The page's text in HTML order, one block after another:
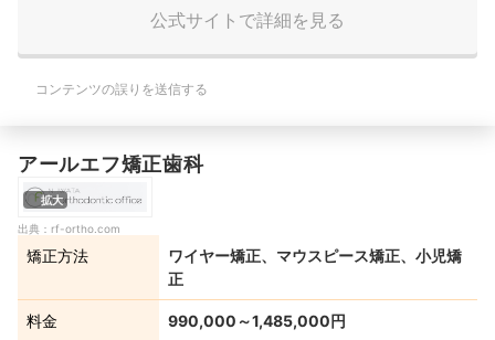
公式サイトで詳細を見る
コンテンツの誤りを送信する
アールエフ矯正歯科
拡大
出典： rf-ortho.com
矯正方法
ワイヤー矯正、マウスピース矯正、小児矯
正
料金 990,000～1,485,000円